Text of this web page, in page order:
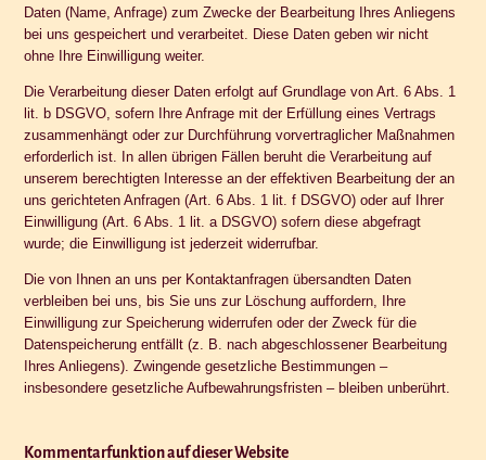
Daten (Name, Anfrage) zum Zwecke der Bearbeitung Ihres Anliegens
bei uns gespeichert und verarbeitet. Diese Daten geben wir nicht
ohne Ihre Einwilligung weiter.
Die Verarbeitung dieser Daten erfolgt auf Grundlage von Art. 6 Abs. 1
lit. b DSGVO, sofern Ihre Anfrage mit der Erfüllung eines Vertrags
zusammenhängt oder zur Durchführung vorvertraglicher Maßnahmen
erforderlich ist. In allen übrigen Fällen beruht die Verarbeitung auf
unserem berechtigten Interesse an der effektiven Bearbeitung der an
uns gerichteten Anfragen (Art. 6 Abs. 1 lit. f DSGVO) oder auf Ihrer
Einwilligung (Art. 6 Abs. 1 lit. a DSGVO) sofern diese abgefragt
wurde; die Einwilligung ist jederzeit widerrufbar.
Die von Ihnen an uns per Kontaktanfragen übersandten Daten
verbleiben bei uns, bis Sie uns zur Löschung auffordern, Ihre
Einwilligung zur Speicherung widerrufen oder der Zweck für die
Datenspeicherung entfällt (z. B. nach abgeschlossener Bearbeitung
Ihres Anliegens). Zwingende gesetzliche Bestimmungen –
insbesondere gesetzliche Aufbewahrungsfristen – bleiben unberührt.
Kommentar­funktion auf dieser Website